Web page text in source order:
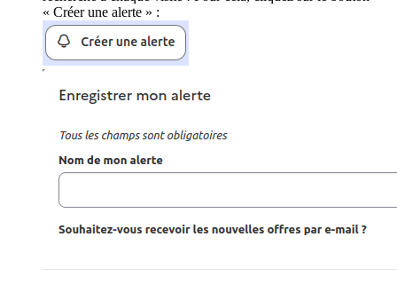
« Créer une alerte » :